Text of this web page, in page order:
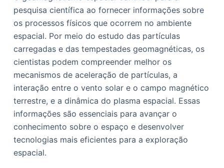
pesquisa científica ao fornecer informações sobre
os processos físicos que ocorrem no ambiente
espacial. Por meio do estudo das partículas
carregadas e das tempestades geomagnéticas, os
cientistas podem compreender melhor os
mecanismos de aceleração de partículas, a
interação entre o vento solar e o campo magnético
terrestre, e a dinâmica do plasma espacial. Essas
informações são essenciais para avançar o
conhecimento sobre o espaço e desenvolver
tecnologias mais eficientes para a exploração
espacial.